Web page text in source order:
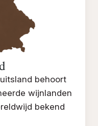
behoort
wijnlanden
bekend